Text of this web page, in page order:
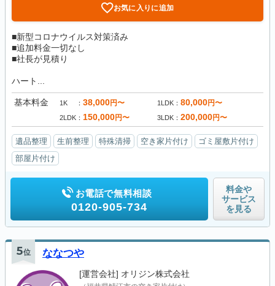
お気に入りに追加
■新型コロナウイルス対策済み
■追加料金一切なし
■社長が見積り
ハート...
基本料金 1K 38,000円〜 1LDK 80,000円〜
2LDK 150,000円〜 3LDK 200,000円〜
遺品整理 生前整理 特殊清掃 空き家片付け
ゴミ屋敷片付け
部屋片付け
お電話で無料相談
0120-905-734
料金や
サービス
を見る
5位 ななつや
[運営会社] オリジン株式会社